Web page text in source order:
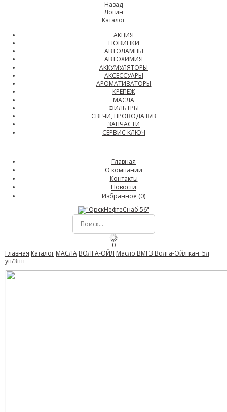
Назад
Логин
Каталог
АКЦИЯ
НОВИНКИ
АВТОЛАМПЫ
АВТОХИМИЯ
АККУМУЛЯТОРЫ
АКСЕССУАРЫ
АРОМАТИЗАТОРЫ
КРЕПЕЖ
МАСЛА
ФИЛЬТРЫ
СВЕЧИ, ПРОВОДА В/В
ЗАПЧАСТИ
СЕРВИС КЛЮЧ
Главная
О компании
Контакты
Новости
Избранное (0)
0
Главная Каталог МАСЛА ВОЛГА-ОЙЛ Масло ВМГЗ Волга-Ойл кан. 5л
уп/3шт